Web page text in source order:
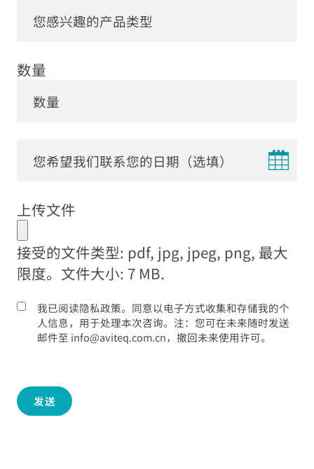
数量
DD
MM
YYYY
上传文件
接受的文件类型: pdf, jpg, jpeg, png, 最大
限度。文件大小: 7 MB.
我已阅读隐私政策。同意以电子方式收集和存储我的个
人信息，用于处理本次咨询。注：您可在未来随时发送
邮件至 info@aviteq.com.cn，撤回未来使用许可。
发送